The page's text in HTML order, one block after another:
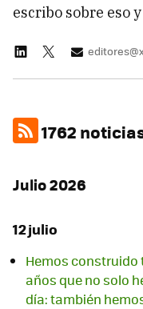
escribo sobre eso
1762
Julio 2026
12 julio
Hemos construido
años que no solo
día: también